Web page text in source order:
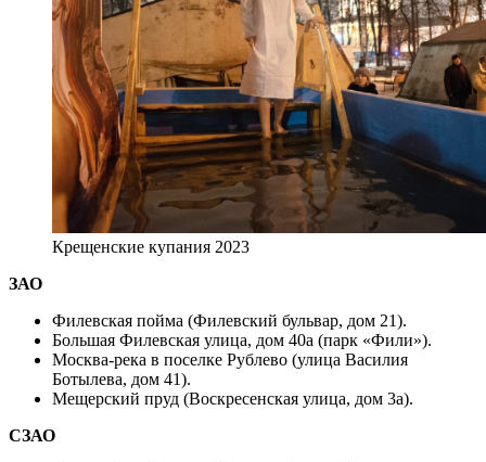
Крещенские купания 2023
ЗАО
Филевская пойма (Филевский бульвар, дом 21).
Большая Филевская улица, дом 40а (парк «Фили»).
Москва-река в поселке Рублево (улица Василия
Ботылева, дом 41).
Мещерский пруд (Воскресенская улица, дом 3а).
СЗАО